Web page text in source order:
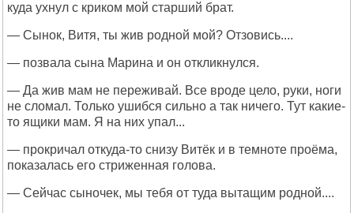
куда ухнул с криком мой старший брат.
— Сынок, Витя, ты жив родной мой? Отзовись....
— позвала сына Марина и он откликнулся.
— Да жив мам не переживай. Все вроде цело, руки, ноги
не сломал. Только ушибся сильно а так ничего. Тут какие-
то ящики мам. Я на них упал...
— прокричал откуда-то снизу Витёк и в темноте проёма,
показалась его стриженная голова.
— Сейчас сыночек, мы тебя от туда вытащим родной....